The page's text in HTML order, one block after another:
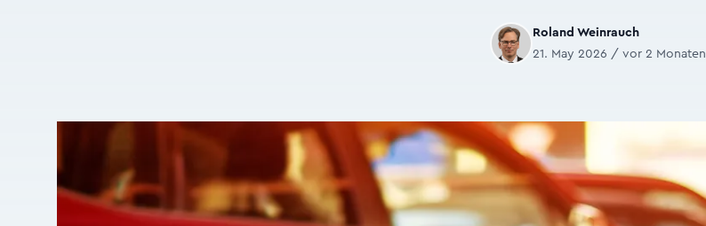
Roland Weinrauch
21. May 2026 / vor 2 Monaten